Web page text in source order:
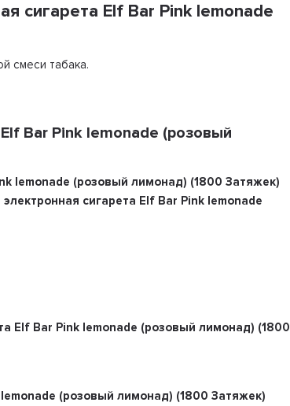
сигарета Elf Bar Pink lemonade
смеси табака.
Bar Pink lemonade (розовый
lemonade (розовый лимонад) (1800 Затяжек)
сигарета Elf Bar Pink lemonade
Elf Bar Pink lemonade (розовый лимонад) (1800
(розовый лимонад) (1800 Затяжек)